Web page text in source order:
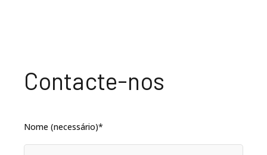
Contacte-nos
Nome (necessário)*